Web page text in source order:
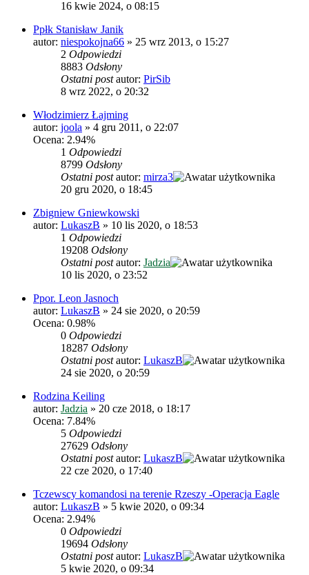
16 kwie 2024, o 08:15
Ppłk Stanisław Janik
autor: niespokojna66 » 25 wrz 2013, o 15:27
2 Odpowiedzi
8883 Odsłony
Ostatni postautor: PirSib
8 wrz 2022, o 20:32
Włodzimierz Łajming
autor: joola » 4 gru 2011, o 22:07
Ocena: 2.94%
1 Odpowiedzi
8799 Odsłony
Ostatni postautor: mirza3
20 gru 2020, o 18:45
Zbigniew Gniewkowski
autor: LukaszB » 10 lis 2020, o 18:53
1 Odpowiedzi
19208 Odsłony
Ostatni postautor: Jadzia
10 lis 2020, o 23:52
Ppor. Leon Jasnoch
autor: LukaszB » 24 sie 2020, o 20:59
Ocena: 0.98%
0 Odpowiedzi
18287 Odsłony
Ostatni postautor: LukaszB
24 sie 2020, o 20:59
Rodzina Keiling
autor: Jadzia » 20 cze 2018, o 18:17
Ocena: 7.84%
5 Odpowiedzi
27629 Odsłony
Ostatni postautor: LukaszB
22 cze 2020, o 17:40
Tczewscy komandosi na terenie Rzeszy -Operacja Eagle
autor: LukaszB » 5 kwie 2020, o 09:34
Ocena: 2.94%
0 Odpowiedzi
19694 Odsłony
Ostatni postautor: LukaszB
5 kwie 2020, o 09:34